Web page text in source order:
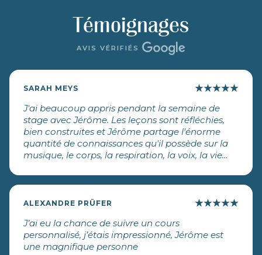
Témoignages
AVIS VÉRIFIÉS
SARAH MEYS ★★★★★
J'ai beaucoup appris pendant la semaine de
stage avec Jérôme. Les leçons sont réfléchies,
bien construites et Jérôme partage l'énorme
quantité de connaissances qu'il possède sur la
musique, le corps, la respiration, la voix, la vie
d'une manière très généreuse. Les pièces du
voix se sont complètement assemblées pour
enseigne. Jérôme a clairement préparé le
contenu du stage avec beaucoup de soin, mais
il est également suffisamment flexible pour
ALEXANDRE PRÜFER ★★★★★
J’ai eu la chance de suivre un cours
personnalisé, j’étais impressionné, Jérôme est
une magnifique personne